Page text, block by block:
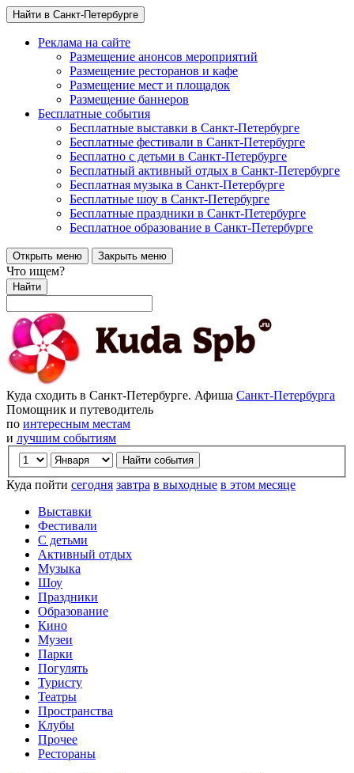
Найти в Санкт-Петербурге
Реклама на сайте
Размещение анонсов мероприятий
Размещение ресторанов и кафе
Размещение мест и площадок
Размещение баннеров
Бесплатные события
Бесплатные выставки в Санкт-Петербурге
Бесплатные фестивали в Санкт-Петербурге
Бесплатно с детьми в Санкт-Петербурге
Бесплатный активный отдых в Санкт-Петербурге
Бесплатная музыка в Санкт-Петербурге
Бесплатные шоу в Санкт-Петербурге
Бесплатные праздники в Санкт-Петербурге
Бесплатное образование в Санкт-Петербурге
Открыть меню Закрыть меню
Что ищем?
Найти
Куда сходить в Санкт-Петербурге. Афиша Санкт-Петербурга
Помощник и путеводитель
по интересным местам
и лучшим событиям
Куда пойти сегодня завтра в выходные в этом месяце
Выставки
Фестивали
С детьми
Активный отдых
Музыка
Шоу
Праздники
Образование
Кино
Музеи
Парки
Погулять
Туристу
Театры
Пространства
Клубы
Прочее
Рестораны